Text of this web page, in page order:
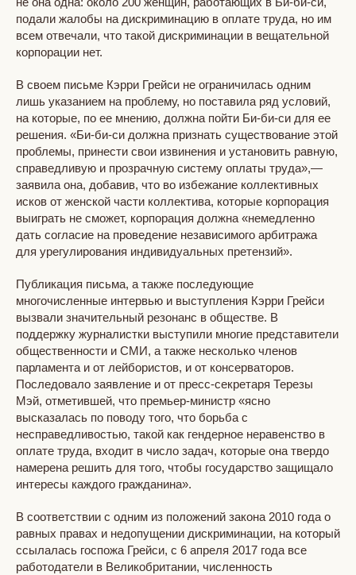
подали жалобы на дискриминацию в оплате труда, но им
всем отвечали, что такой дискриминации в вещательной
корпорации нет.
В своем письме Кэрри Грейси не ограничилась одним
лишь указанием на проблему, но поставила ряд условий,
на которые, по ее мнению, должна пойти Би-би-си для ее
решения. «Би-би-си должна признать существование этой
проблемы, принести свои извинения и установить равную,
справедливую и прозрачную систему оплаты труда»,—
заявила она, добавив, что во избежание коллективных
исков от женской части коллектива, которые корпорация
выиграть не сможет, корпорация должна «немедленно
дать согласие на проведение независимого арбитража
для урегулирования индивидуальных претензий».
Публикация письма, а также последующие
многочисленные интервью и выступления Кэрри Грейси
вызвали значительный резонанс в обществе. В
поддержку журналистки выступили многие представители
общественности и СМИ, а также несколько членов
парламента и от лейбористов, и от консерваторов.
Последовало заявление и от пресс-секретаря Терезы
Мэй, отметившей, что премьер-министр «ясно
высказалась по поводу того, что борьба с
несправедливостью, такой как гендерное неравенство в
оплате труда, входит в число задач, которые она твердо
намерена решить для того, чтобы государство защищало
интересы каждого гражданина».
В соответствии с одним из положений закона 2010 года о
равных правах и недопущении дискриминации, на который
ссылалась госпожа Грейси, с 6 апреля 2017 года все
работодатели в Великобритании, численность